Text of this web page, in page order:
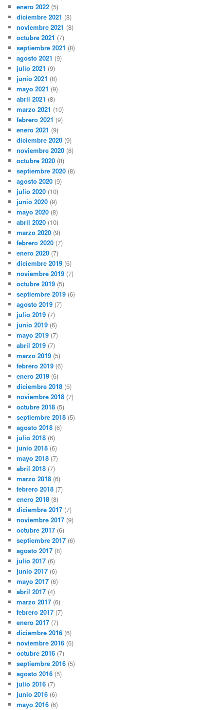
enero 2022 (5)
diciembre 2021 (8)
noviembre 2021 (8)
octubre 2021 (7)
septiembre 2021 (8)
agosto 2021 (9)
julio 2021 (9)
junio 2021 (8)
mayo 2021 (9)
abril 2021 (8)
marzo 2021 (10)
febrero 2021 (9)
enero 2021 (9)
diciembre 2020 (9)
noviembre 2020 (8)
octubre 2020 (8)
septiembre 2020 (8)
agosto 2020 (9)
julio 2020 (10)
junio 2020 (9)
mayo 2020 (8)
abril 2020 (10)
marzo 2020 (9)
febrero 2020 (7)
enero 2020 (7)
diciembre 2019 (6)
noviembre 2019 (7)
octubre 2019 (5)
septiembre 2019 (6)
agosto 2019 (7)
julio 2019 (7)
junio 2019 (6)
mayo 2019 (7)
abril 2019 (7)
marzo 2019 (5)
febrero 2019 (6)
enero 2019 (6)
diciembre 2018 (5)
noviembre 2018 (7)
octubre 2018 (5)
septiembre 2018 (5)
agosto 2018 (6)
julio 2018 (6)
junio 2018 (6)
mayo 2018 (7)
abril 2018 (7)
marzo 2018 (6)
febrero 2018 (7)
enero 2018 (8)
diciembre 2017 (7)
noviembre 2017 (9)
octubre 2017 (6)
septiembre 2017 (6)
agosto 2017 (8)
julio 2017 (6)
junio 2017 (6)
mayo 2017 (6)
abril 2017 (4)
marzo 2017 (6)
febrero 2017 (7)
enero 2017 (7)
diciembre 2016 (6)
noviembre 2016 (6)
octubre 2016 (7)
septiembre 2016 (5)
agosto 2016 (5)
julio 2016 (7)
junio 2016 (6)
mayo 2016 (6)